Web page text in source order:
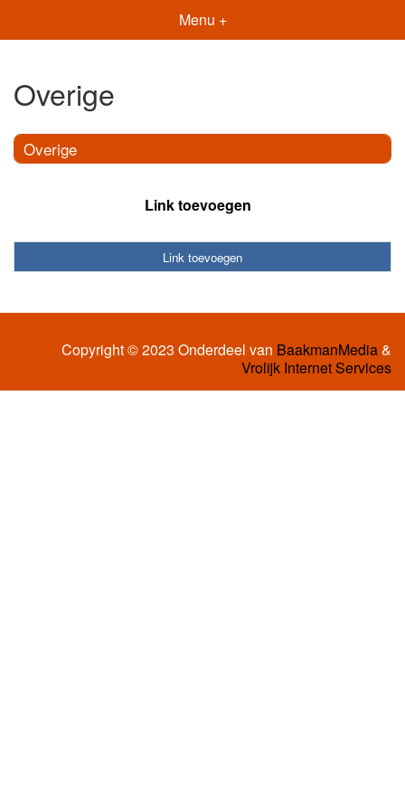
Menu +
Overige
Overige
Link toevoegen
Link toevoegen
Copyright © 2023 Onderdeel van BaakmanMedia&
Vrolijk Internet Services